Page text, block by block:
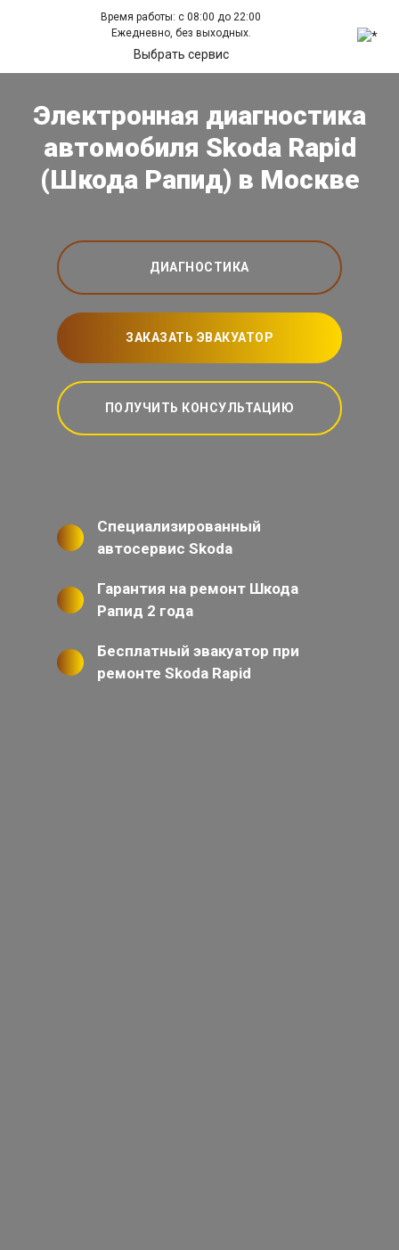
Время работы: с 08:00 до 22:00
Ежедневно, без выходных.
Выбрать сервис
Электронная диагностика
автомобиля Skoda Rapid
(Шкода Рапид) в Москве
ДИАГНОСТИКА
ЗАКАЗАТЬ ЭВАКУАТОР
ПОЛУЧИТЬ КОНСУЛЬТАЦИЮ
Специализированный
автосервис Skoda
Гарантия на ремонт Шкода
Рапид 2 года
Бесплатный эвакуатор при
ремонте Skoda Rapid